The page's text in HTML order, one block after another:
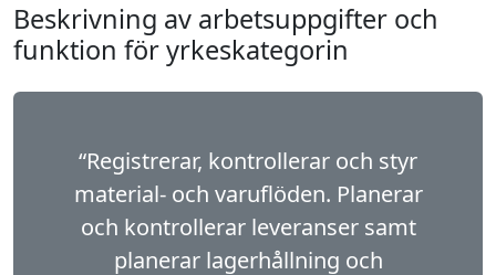
Beskrivning av arbetsuppgifter och
funktion för yrkeskategorin
“Registrerar, kontrollerar och styr
material- och varuflöden. Planerar
och kontrollerar leveranser samt
planerar lagerhållning och